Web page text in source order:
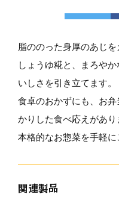
脂ののった身厚のあじを
しょうゆ糀と、まろや
いしさを引き立てます。
食卓のおかずにも、お
かりした食べ応えがあり
本格的なお惣菜を手軽に
関連製品